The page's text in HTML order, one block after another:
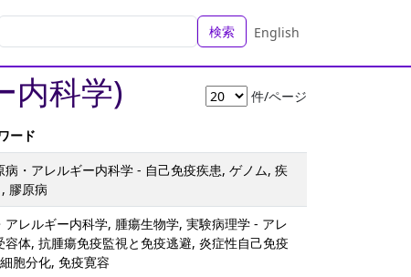
検索 English
内科学) 件/ページ
ード
病・アレルギー内科学 - 自己免疫疾患, ゲノム, 疾
膠原病
アレルギー内科学, 腫瘍生物学, 実験病理学 - アレ
容体, 抗腫瘍免疫監視と免疫逃避, 炎症性自己免疫
胞分化, 免疫寛容